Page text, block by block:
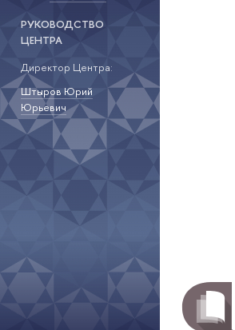
РУКОВОДСТВО
ЦЕНТРА
Директор Центра:
Штыров Юрий
Юрьевич